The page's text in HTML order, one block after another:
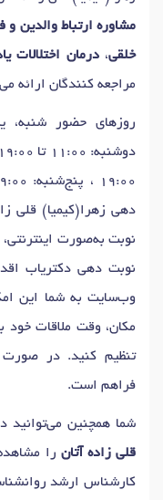
مشاوره ارتباط والدین و
خلقی،درمان اختلالات
مراجعه کنندگان ارائه
دهی زهرا(کیمیا) قلی
نوبت به‌صورت
نوبت دهی دکتریاب
وب‌سایت به شما این
مکان، وقت ملاقات خود
تنظیم کنید. در صورت
فراهم است.
شما همچنین می‌توانید
قلی زاده آتان را
کارشناس ارشد